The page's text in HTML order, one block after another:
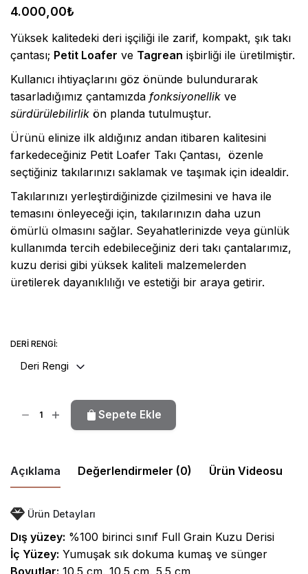
4.000,00₺
Yüksek kalitedeki deri işçiliği ile zarif, kompakt, şık takı
çantası; Petit Loafer ve Tagrean işbirliği ile üretilmiştir.
Kullanıcı ihtiyaçlarını göz önünde bulundurarak
tasarladığımız çantamızda fonksiyonellik ve
sürdürülebilirlik ön planda tutulmuştur.
Ürünü elinize ilk aldığınız andan itibaren kalitesini
farkedeceğiniz Petit Loafer Takı Çantası, özenle
seçtiğiniz takılarınızı saklamak ve taşımak için idealdir.
Takılarınızı yerleştirdiğinizde çizilmesini ve hava ile
temasını önleyeceği için, takılarınızın daha uzun
ömürlü olmasını sağlar. Seyahatlerinizde veya günlük
kullanımda tercih edebileceğiniz deri takı çantalarımız,
kuzu derisi gibi yüksek kaliteli malzemelerden
üretilerek dayanıklılığı ve estetiği bir araya getirir.
DERI RENGI:
Deri Rengi
adet
Sepete Ekle
Açıklama Değerlendirmeler (0) Ürün Videosu
Ürün Detayları
Dış yüzey: %100 birinci sınıf Full Grain Kuzu Derisi
İç Yüzey: Yumuşak sık dokuma kumaş ve sünger
Boyutlar: 10.5 cm, 10.5 cm, 5.5 cm
Yalnızca bu ürünü satın alan oturum açmış müşteriler
Henüz değerlendirme yok.